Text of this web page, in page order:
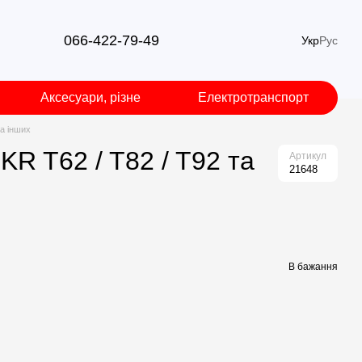
066-422-79-49 УкрРус
Аксесуари, різне Електротранспорт
інших
T62 / T82 / T92 та
Артикул
21648
В бажання